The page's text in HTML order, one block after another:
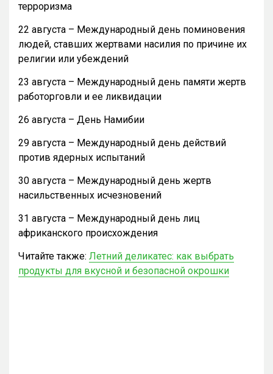
терроризма
22 августа – Международный день поминовения
людей, ставших жертвами насилия по причине их
религии или убеждений
23 августа – Международный день памяти жертв
работорговли и ее ликвидации
26 августа – День Намибии
29 августа – Международный день действий
против ядерных испытаний
30 августа – Международный день жертв
насильственных исчезновений
31 августа – Международный день лиц
африканского происхождения
Читайте также: Летний деликатес: как выбрать
продукты для вкусной и безопасной окрошки